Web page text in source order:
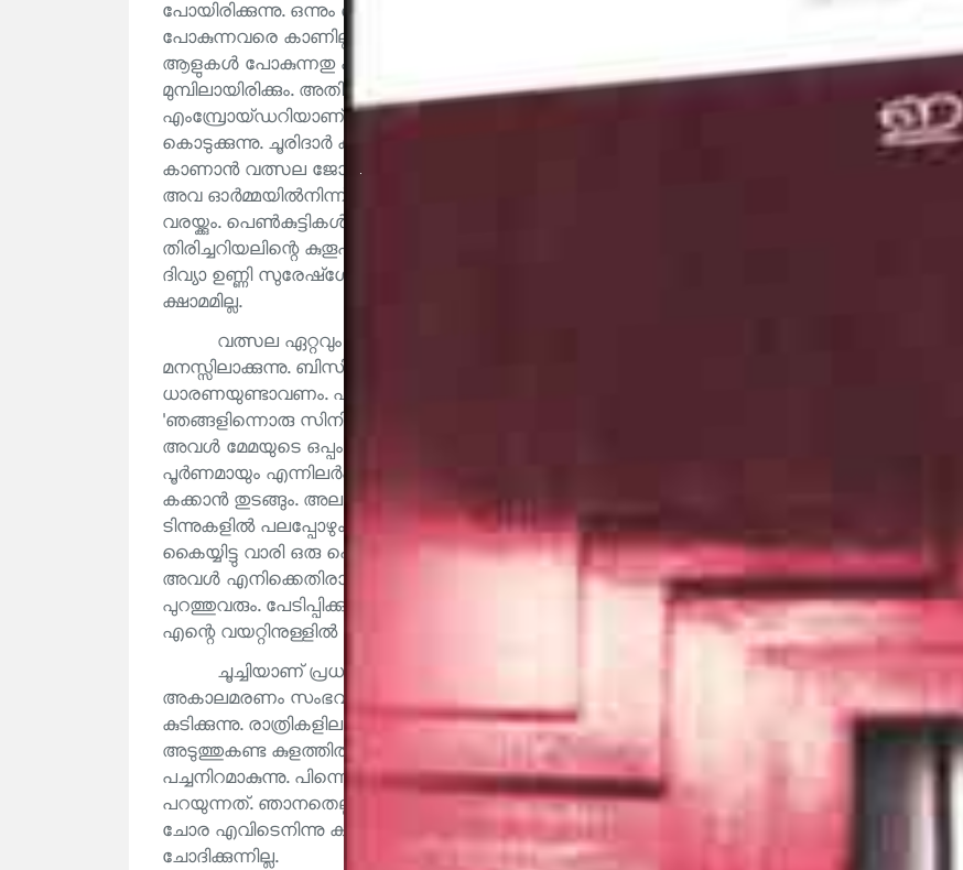
പോയിരിക്കുന്നു. ഒന്നും ചെയ്യാനില്ല. ഒന്നും കാണാനുമില്ല. മതിൽ കാരണം ഇടവഴിയിലൂടെ
പോകുന്നവരെ കാണില്ല. മരത്തിന്റെ അഴികളുള്ള ഗെയ്റ്റിലൂടെ ഒരു കൊള്ളിയാൻപോലെ
ആളുകൾ പോകുന്നതു കാണുന്നു. അത്രയും ആശ്വാസം. അകത്ത് വത്സല തുന്നൽമെഷിന്റെ
മുമ്പിലായിരിക്കും. അതിന്റെ കടകടശബ്ദം അവൾക്ക് ആശ്വാസം കൊടുക്കുന്നുണ്ടാവും. അവൾ
എംമ്പ്രോയ്ഡറിയാണ് തുന്നുന്നത്. ചുറ്റുവട്ടത്തുള്ള പെൺകുട്ടികൾ അവൾക്ക് ഓർഡർ
കൊടുക്കുന്നു. ചൂരിദാർ കമ്മീസിന്റെ ഏറ്റവും പുതിയ ഫാഷനും എമ്പ്രോയ്ഡറി ഡിസൈനുകളും
കാണാൻ വത്സല ജോസ് ജങ്ക്ഷനിലെ തുണിക്കടകൾ കയറിയിറങ്ങുന്നു. തിരിച്ചുവന്ന ഉടനെ
അവ ഓർമ്മയിൽനിന്ന് എടുത്ത് ഒരു നോട്ടുപുസ്തകത്തിൽ പകർത്തുന്നു. അവൾ നന്നായി
വരയ്ക്കും. പെൺകുട്ടികൾ അദ്ഭുതത്തോടെ ആ ഡിസൈനുകൾ നോക്കും. പിന്നെ
തിരിച്ചറിയലിന്റെ കുതൂഹലമാണ്. അവർ തമ്മിൽ പറയുന്നു. 'എടീ ഇത് പ്രണയവർണങ്ങളില്
ദിവ്യാ ഉണ്ണി സുരേഷ്‌ഗോപിടെ ഒപ്പം കാറിൽ പോമ്പ ഇട്ട ചൂരിദാറാണ്.' പിന്നെ ഓർഡറുകൾക്ക്
ക്ഷാമമില്ല.
വത്സല ഏറ്റവും പുതിയ സിനിമകൾ കാണുന്നതിന്റെ ആവശ്യകത ഞാൻ
മനസ്സിലാക്കുന്നു. ബിസിനസ്സിൽ പിടിച്ചുനിൽക്കണമെങ്കിൽ ഏറ്റവും പുതിയ ഫാഷനുകളെപ്പറ്റി
ധാരണയുണ്ടാവണം. ഫാഷനുകൾ ജനിക്കുന്നത് സിനിമയിൽനിന്നുതന്നെ. അതുകൊണ്ട്
'ഞങ്ങളിന്നൊരു സിനിമയ്ക്കു പോകുന്നുണ്ട്' എന്നു വത്സല പറയുമ്പോൾ ഞാൻ മുടക്കുന്നില്ല.
അവൾ മേമയുടെ ഒപ്പം നൂൺഷോ കാണാൻ പോകുമ്പോൾ ഷൈലയുടെ രക്ഷാധികാരം
പൂർണമായും എന്നിലർപ്പിക്കപ്പെടുന്നു. അവർ പടികടന്നാലുടൻ ഞങ്ങൾ അടുക്കളയിൽ കയറി
കക്കാൻ തുടങ്ങും. അലമാറിയിൽ ഒരു നാട്യവുമില്ലാതെ വളരെ ലാഘവത്തോടെ വച്ച
ടിന്നുകളിൽ പലപ്പോഴും ഈത്തപ്പഴമോ, മിക്‌സ്ചറോ, ബിസ്‌കറ്റോ ആയിരിക്കും. ആവുന്നത്ര
കൈയ്യിട്ടു വാരി ഒരു പ്ലെയ്റ്റിലിട്ട് ഞങ്ങൾ ഉമ്മറത്തു വന്നിരിക്കും. ഞാൻ എന്റെ കസേലയിൽ,
അവൾ എനിക്കെതിരായി തിണ്ണമേൽ. പിന്നെ തിന്നുകൊണ്ട് കഥകൾ ഓരോന്നായി
പുറത്തുവരും. പേടിപ്പിക്കുന്ന കഥകൾ അവളുടെ കൂസലില്ലാതെ നാവിലൂടെ പുറത്തുവരുമ്പോൾ
എന്റെ വയറ്റിനുള്ളിൽ മിക്‌സ്ചർ അസിഡിറ്റിയുണ്ടാക്കുന്നു.
ചൂച്ചിയാണ് പ്രധാന കഥാപാത്രം. ഇനാമ്പിച്ചികളെപ്പറ്റി പറഞ്ഞത് ചൂച്ചിയാണ്.
അകാലമരണം സംഭവിക്കുന്ന ഗർഭിണികളാണ് ഈനാമ്പീച്ചികളാവുന്നത്. അവർ ചോര
കുടിക്കുന്നു. രാത്രികളിലാണവർ പുറത്തിറങ്ങുന്നത്. രാത്രി മുഴുവൻ ചോരകുടിച്ച് വിശപ്പടക്കിയാൽ
അടുത്തുകണ്ട കുളത്തിൽ ഇറങ്ങി കുളിക്കുന്നു. അവർ കുളിച്ചുകഴിഞ്ഞാൽ വെള്ളം
പച്ചനിറമാകുന്നു. പിന്നെ പച്ചപ്പു വിടുന്നതുവരെ ആ വെള്ളത്തിൽ കുളിക്കരുതെന്നാണ് ഷൈല
പറയുന്നത്. ഞാനതെല്ലാം വിശ്വസിക്കുന്നു. ഈനാമ്പീച്ചികൾക്ക് വയറു നിറയെ കുടിക്കാനുള്ള
ചോര എവിടെനിന്നു കിട്ടുന്നുവെന്ന ചോദ്യം നാവിന്റെ തുമ്പിൽ കിടന്നു കളിക്കുന്നു. ഞാൻ
ചോദിക്കുന്നില്ല.